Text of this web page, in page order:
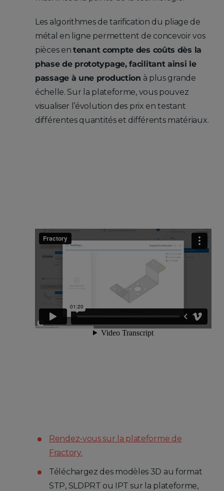
Les algorithmes de tarification du pliage de
métal en ligne permettent de concevoir vos
pièces en tenant compte des coûts dès la
phase de prototypage, facilitant ainsi le
passage à une production à plus grande
échelle. Sur la plateforme, vous pouvez
visualiser l’évolution des prix en testant
différentes quantités et différents matériaux.
Rendez-vous sur la plateforme de
Fractory.
Téléchargez des modèles 3D au format
STP, SLDPRT ou IPT sur la plateforme,